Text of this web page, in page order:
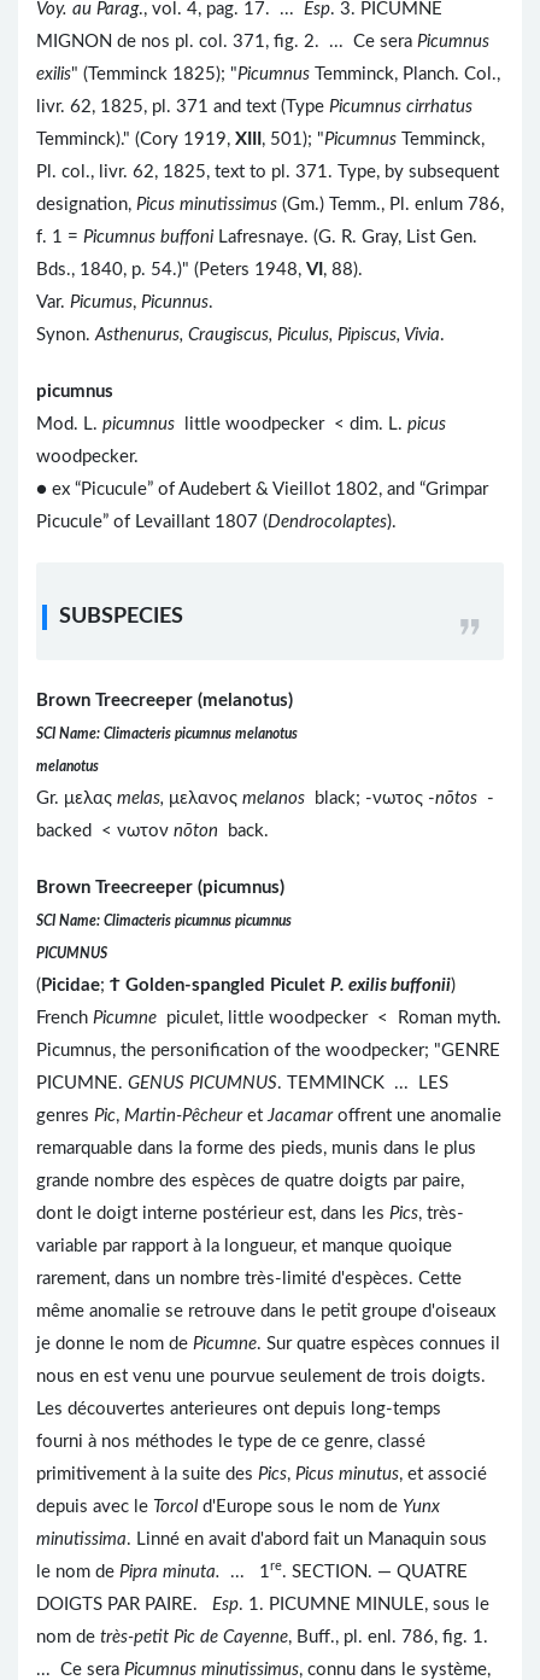
Voy. au Parag., vol. 4, pag. 17. ... Esp. 3. PICUMNE
MIGNON de nos pl. col. 371, fig. 2. ... Ce sera Picumnus
exilis" (Temminck 1825); "Picumnus
Temminck, Planch. Col.,
livr. 62, 1825, pl. 371 and text (Type Picumnus cirrhatus
Temminck)." (Cory 1919, XIII , 501); "Picumnus
Temminck,
Pl. col., livr. 62, 1825, text to pl. 371. Type, by subsequent
designation, Picus minutissimus (Gm.) Temm., Pl. enlum 786,
f. 1 = Picumnus buffoni Lafresnaye. (G. R. Gray, List Gen.
Bds., 1840, p. 54.)" (Peters 1948, VI , 88).
Var. Picumus, Picunnus.
Synon. Asthenurus, Craugiscus, Piculus, Pipiscus, Vivia.
picumnus
Mod. L. picumnus little woodpecker < dim. L. picus
woodpecker.
● ex “Picucule” of Audebert & Vieillot 1802, and “Grimpar
Picucule” of Levaillant 1807 (Dendrocolaptes).
SUBSPECIES
Brown Treecreeper (melanotus)
SCI Name: Climacteris picumnus melanotus
melanotus
Gr. μελας melas, μελανος melanos black; -νωτος -nōtos -
backed < νωτον nōton back.
Brown Treecreeper (picumnus)
SCI Name: Climacteris picumnus picumnus
PICUMNUS
( Picidae; Ϯ Golden-spangled Piculet P. exilis buffonii)
French Picumne piculet, little woodpecker < Roman myth.
Picumnus, the personification of the woodpecker; "GENRE
PICUMNE. GENUS PICUMNUS. TEMMINCK ... LES
genres Pic, Martin-Pêcheuret Jacamar offrent une anomalie
remarquable dans la forme des pieds, munis dans le plus
grande nombre des espèces de quatre doigts par paire,
dont le doigt interne postérieur est, dans les Pics, très-
variable par rapport à la longueur, et manque quoique
rarement, dans un nombre très-limité d'espèces. Cette
même anomalie se retrouve dans le petit groupe d'oiseaux
je donne le nom de Picumne. Sur quatre espèces connues il
nous en est venu une pourvue seulement de trois doigts.
Les découvertes anterieures ont depuis long-temps
fourni à nos méthodes le type de ce genre, classé
primitivement à la suite des Pics, Picus minutus, et associé
depuis avec le Torcol d'Europe sous le nom de Yunx
minutissima. Linné en avait d'abord fait un Manaquin sous
le nom de Pipra minuta. ... 1 re. SECTION. — QUATRE
DOIGTS PAR PAIRE. Esp. 1. PICUMNE MINULE, sous le
nom de très-petit Pic de Cayenne, Buff., pl. enl. 786, fig. 1.
... Ce sera Picumnus minutissimus, connu dans le système,